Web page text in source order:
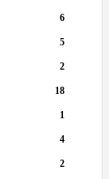
6
5
2
18
1
4
2